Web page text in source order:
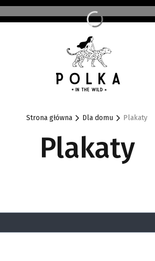
Strona główna Dla domu Plakaty
Plakaty